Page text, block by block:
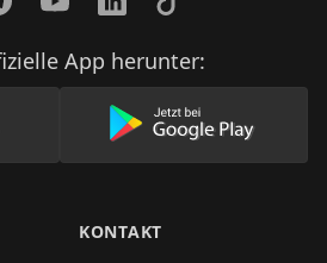
App herunter:
App im AppStore herunter
Lade unsere
KONTAKT